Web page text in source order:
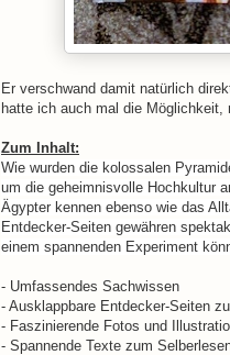
Er verschwand damit natürlich
hatte ich auch mal die
Zum Inhalt:
Wie wurden die kolossalen
um die geheimnisvolle Hochkultur
Ägypter kennen ebenso wie das
Entdecker-Seiten gewähren
einem spannenden Experiment
- Umfassendes Sachwissen
- Ausklappbare Entdecker-Seiten
- Faszinierende Fotos und
- Spannende Texte zum